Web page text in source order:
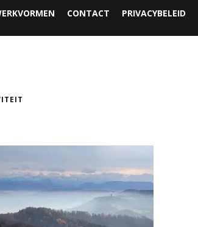
CONTACT PRIVACYBELEID